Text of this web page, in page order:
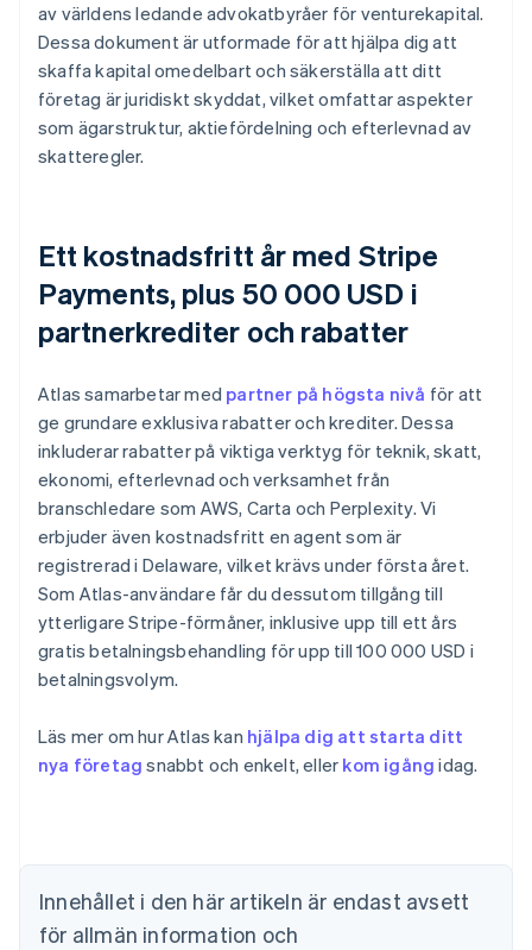
av världens ledande advokatbyråer för venturekapital.
Dessa dokument är utformade för att hjälpa dig att
skaffa kapital omedelbart och säkerställa att ditt
företag är juridiskt skyddat, vilket omfattar aspekter
som ägarstruktur, aktiefördelning och efterlevnad av
skatteregler.
Ett kostnadsfritt år med Stripe
Payments, plus 50 000 USD i
partnerkrediter och rabatter
Atlas samarbetar med partner på högsta nivå för att
ge grundare exklusiva rabatter och krediter. Dessa
inkluderar rabatter på viktiga verktyg för teknik, skatt,
ekonomi, efterlevnad och verksamhet från
branschledare som AWS, Carta och Perplexity. Vi
erbjuder även kostnadsfritt en agent som är
registrerad i Delaware, vilket krävs under första året.
Som Atlas-användare får du dessutom tillgång till
ytterligare Stripe-förmåner, inklusive upp till ett års
gratis betalningsbehandling för upp till 100 000 USD i
betalningsvolym.
Läs mer om hur Atlas kan hjälpa dig att starta ditt
nya företag snabbt och enkelt, eller kom igång idag.
Innehållet i den här artikeln är endast avsett
för allmän information och
English
Belgien
Bulgarien
Cypern
English